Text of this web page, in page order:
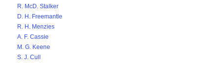
R. McD. Stalker
D. H. Freemantle
R. H. Menzies
A. F. Cassie
M. G. Keene
S. J. Cull